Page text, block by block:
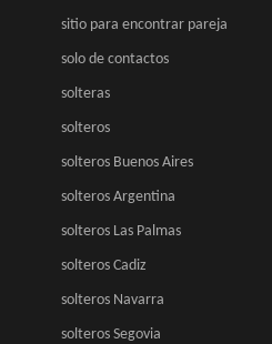
sitio para encontrar pareja
solo de contactos
solteras
solteros
solteros Buenos Aires
solteros Argentina
solteros Las Palmas
solteros Cadiz
solteros Navarra
solteros Segovia